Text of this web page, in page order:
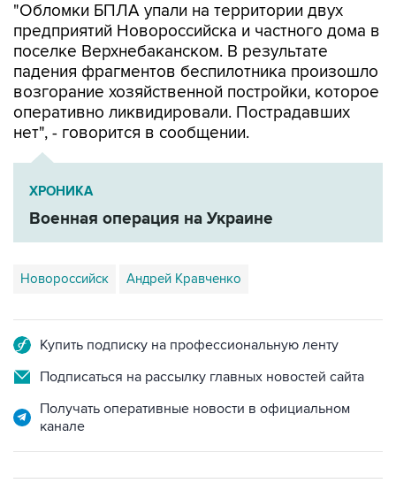
"Обломки БПЛА упали на территории двух
предприятий Новороссийска и частного дома в
поселке Верхнебаканском. В результате
падения фрагментов беспилотника произошло
возгорание хозяйственной постройки, которое
оперативно ликвидировали. Пострадавших
нет", - говорится в сообщении.
ХРОНИКА
Военная операция на Украине
Новороссийск Андрей Кравченко
Купить подписку на профессиональную ленту
Подписаться на рассылку главных новостей сайта
Получать оперативные новости в официальном
канале